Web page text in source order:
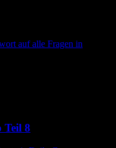
auf alle Fragen in
8